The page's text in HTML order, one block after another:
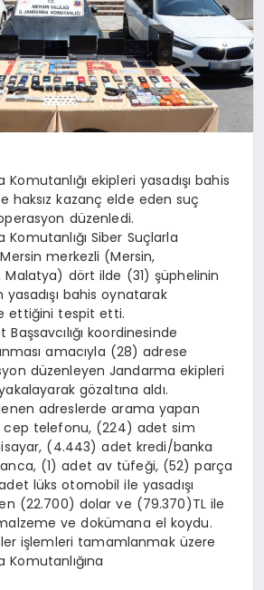
ekipleri yasadışı bahis
haksız kazanç elde eden suç
düzenledi.
Siber Suçlarla
merkezli (Mersin,
Malatya) dört ilde (31) şüphelinin
bahis oynatarak
ettiğini tespit etti.
koordinesinde
amacıyla (28) adrese
düzenleyen Jandarma ekipleri
gözaltına aldı.
adreslerde arama yapan
cep telefonu, (224) adet sim
(4.443) adet kredi/banka
(1) adet av tüfeği, (52) parça
lüks otomobil ile yasadışı
(22.700) dolar ve (79.370)TL ile
ve dokümana el koydu.
işlemleri tamamlanmak üzere
Komutanlığına